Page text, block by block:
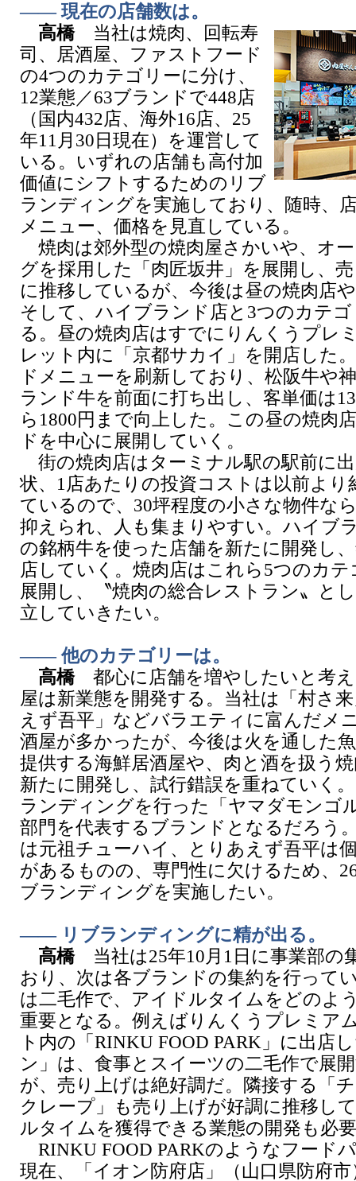
―― 現在の店舗数は。
高橋当社は焼肉、回転寿
司、居酒屋、ファストフード
の4つのカテゴリーに分け、
12業態／63ブランドで448店
（国内432店、海外16店、25
年11月30日現在）を運営して
いる。いずれの店舗も高付加
価値にシフトするためのリブ
ランディングを実施しており、随時、
メニュー、価格を見直している。
焼肉は郊外型の焼肉屋さかいや、オ
グを採用した「肉匠坂井」を展開し、
に推移しているが、今後は昼の焼肉店
そして、ハイブランド店と3つのカテ
る。昼の焼肉店はすでにりんくうプレ
レット内に「京都サカイ」を開店した
ドメニューを刷新しており、松阪牛や
ランド牛を前面に打ち出し、客単価は
ら1800円まで向上した。この昼の焼肉
ドを中心に展開していく。
街の焼肉店はターミナル駅の駅前に
状、1店あたりの投資コストは以前より
ているので、30坪程度の小さな物件な
抑えられ、人も集まりやすい。ハイブ
の銘柄牛を使った店舗を新たに開発し
店していく。焼肉店はこれら5つのカ
展開し、〝焼肉の総合レストラン〟と
立していきたい。
―― 他のカテゴリーは。
高橋都心に店舗を増やしたいと考え
屋は新業態を開発する。当社は「村さ
えず吾平」などバラエティに富んだメ
酒屋が多かったが、今後は火を通した
提供する海鮮居酒屋や、肉と酒を扱う
新たに開発し、試行錯誤を重ねていく
ランディングを行った「ヤマダモンゴ
部門を代表するブランドとなるだろう
は元祖チューハイ、とりあえず吾平は
があるものの、専門性に欠けるため、
ブランディングを実施したい。
―― リブランディングに精が出る。
高橋当社は25年10月1日に事業部の
おり、次は各ブランドの集約を行って
は二毛作で、アイドルタイムをどのよ
重要となる。例えばりんくうプレミア
ト内の「RINKU FOOD PARK」に出店
ン」は、食事とスイーツの二毛作で展
が、売り上げは絶好調だ。隣接する「
クレープ」も売り上げが好調に推移し
ルタイムを獲得できる業態の開発も必
RINKU FOOD PARKのようなフード
現在、「イオン防府店」（山口県防府